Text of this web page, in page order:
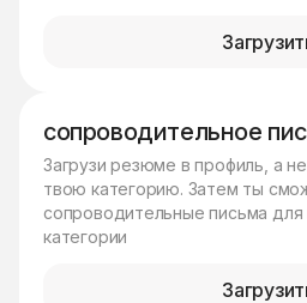
сопроводительное
Загрузи резюме в профиль, а
твою категорию. Затем ты
сопроводительные письма для
категории